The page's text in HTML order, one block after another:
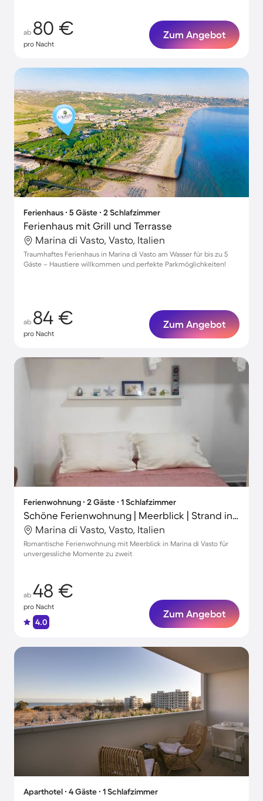
ab 80 €
pro Nacht
Zum Angebot
Ferienhaus ∙ 5 Gäste ∙ 2 Schlafzimmer
Ferienhaus mit Grill und Terrasse
Marina di Vasto, Vasto, Italien
Traumhaftes Ferienhaus in Marina di Vasto am Wasser für bis zu 5
Gäste – Haustiere willkommen und perfekte Parkmöglichkeiten!
ab 84 €
pro Nacht
Zum Angebot
Ferienwohnung ∙ 2 Gäste ∙ 1 Schlafzimmer
Schöne Ferienwohnung | Meerblick | Strand in der Nähe
Marina di Vasto, Vasto, Italien
Romantische Ferienwohnung mit Meerblick in Marina di Vasto für
unvergessliche Momente zu zweit
ab 48 €
pro Nacht
4.0
Zum Angebot
Aparthotel ∙ 4 Gäste ∙ 1 Schlafzimmer